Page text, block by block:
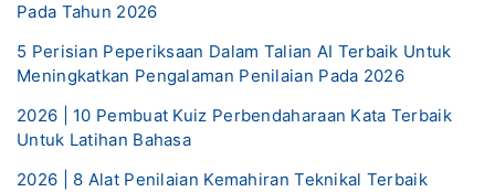
Pada Tahun 2026
5 Perisian Peperiksaan Dalam Talian AI Terbaik Untuk
Meningkatkan Pengalaman Penilaian Pada 2026
2026 | 10 Pembuat Kuiz Perbendaharaan Kata Terbaik
Untuk Latihan Bahasa
2026 | 8 Alat Penilaian Kemahiran Teknikal Terbaik